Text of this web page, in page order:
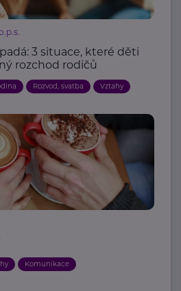
3 situace, které děti
rozchod rodičů
Rozvod, svatba Vztahy
Komunikace